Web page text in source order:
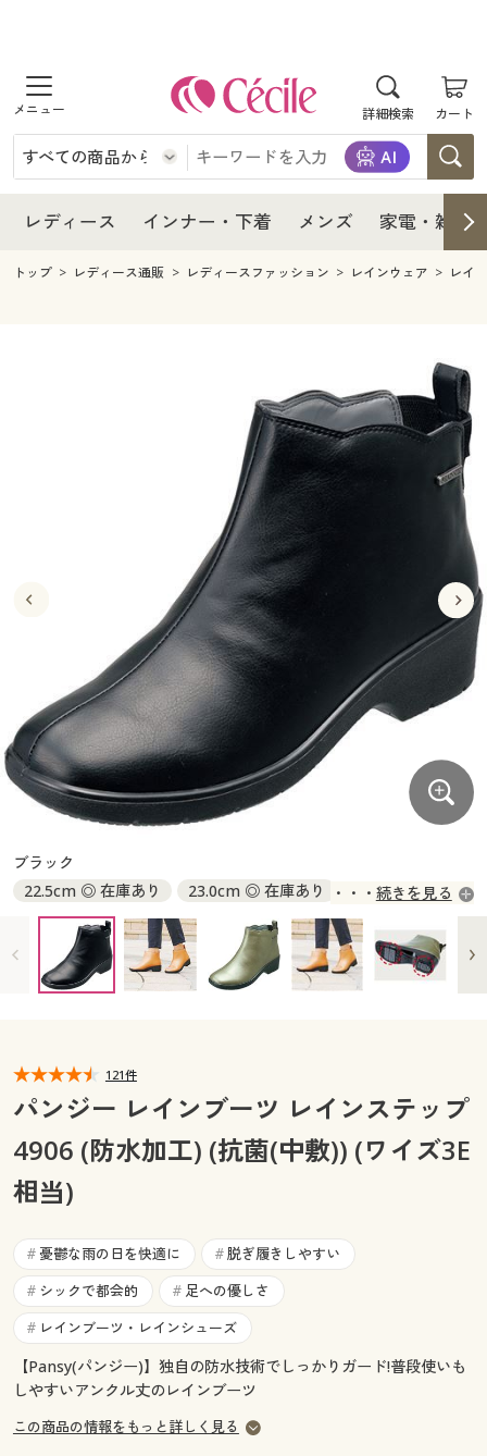
詳細検索 カート
商品を探す
レディース
レディースファッション
インナー・下着
インナー・下着通販すべて
メンズ
寝具・インテリア・家具通販すべて
カーテン・ラグ・ファブリック
美容・健康・サプリメント
ジュニア・ティーンズ下着
大きいサイズ通販すべて
大きいサイズ レディース服
大きいサイズ レディース下着
大きいサイズ メンズ
大きいサイズ 事務・制服
バーゲンセール
シークレットセール
詳細検索
商品カテゴリ一覧
カタログ
カタログ・チラシからのご注文
デジタルカタログ
カタログ無料プレゼント
マイページ
閲覧履歴
お気に入り
サポート
ご利用ガイド
よくある質問とお問い合わせ
レディース インナー・下着 メンズ 家電・雑貨
レディース
レディース通販すべて
レディースファッション
インナー・下着
インナー・下着通販すべて
メンズ
カーテン・ラグ・ファブリック
ジュニア・ティーンズ下着
大きいサイズ レディース服
大きいサイズ レディース下着
大きいサイズ メンズ
大きいサイズ 事務・制服
シークレットセール
商品カテゴリ一覧
カタログ
カタログ・チラシからのご注文
カタログ無料プレゼント
会員メニュー
閲覧履歴
お気に入り
サポート
ご利用ガイド
よくある質問とお問い合わせ
トップ レディース通販 レディースファッション レインウェア レイ
ブラック
22.5cm ◎ 在庫あり
23.0cm ◎ 在庫あり
23.5cm ◎ 在庫あり
24.0cm ◎ 在庫あり
24.5cm ◎ 在庫あり
25.0cm ◎ 在庫あり
続きを見る
121件
パンジー レインブーツ レインステップ
4906 (防水加工) (抗菌(中敷)) (ワイズ3E
相当)
# 憂鬱な雨の日を快適に # 脱ぎ履きしやすい
# シックで都会的 # 足への優しさ
# レインブーツ・レインシューズ
【Pansy(パンジー)】独自の防水技術でしっかりガード!普段使いも
しやすいアンクル丈のレインブーツ
この商品の情報をもっと詳しく見る